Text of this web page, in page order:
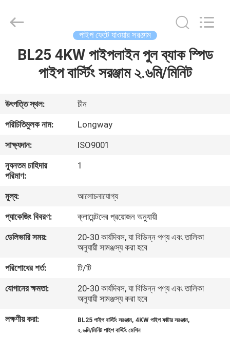
বাড়ি
ভিডিও
আমাদের
সম্পর্কে
কারখানা
ভ্রমণ
নিয়ন্ত্রণ
সাথে
Reserved.
পাইপ ফেটে যাওয়ার সরঞ্জাম
BL25 4KW পাইপলাইন পুল ব্যাক স্পিড
পাইপ বার্স্টিং সরঞ্জাম ২.৬মি/মিনিট
উৎপত্তি স্থল:
চীন
পরিচিতিমুলক নাম:
Longway
সাক্ষ্যদান:
ISO9001
ন্যূনতম চাহিদার
পরিমাণ:
1
মূল্য:
আলোচনাযোগ্য
প্যাকেজিং বিবরণ:
ক্লায়েন্টদের প্রয়োজন অনুযায়ী
ডেলিভারি সময়:
20-30 কার্যদিবস, যা বিভিন্ন পণ্য এবং তালিকা
অনুযায়ী সামঞ্জস্য করা হবে
পরিশোধের শর্ত:
টি/টি
যোগানের ক্ষমতা:
20-30 কার্যদিবস, যা বিভিন্ন পণ্য এবং তালিকা
অনুযায়ী সামঞ্জস্য করা হবে
লক্ষণীয় করা:
BL25 পাইপ বার্স্টিং সরঞ্জাম,4KW পাইপ ফাটার সরঞ্জাম,
২.৬মি/মিনিট পাইপ বার্স্টিং মেশিন